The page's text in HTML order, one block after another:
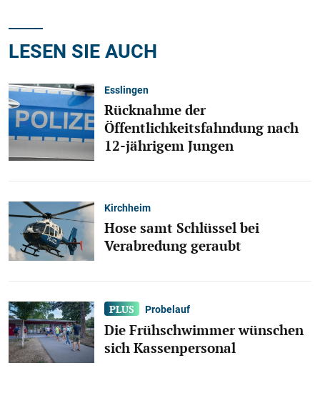
LESEN SIE AUCH
Esslingen
Rücknahme der
Öffentlichkeitsfahndung nach
12-jährigem Jungen
Kirchheim
Hose samt Schlüssel bei
Verabredung geraubt
Probelauf
Die Frühschwimmer wünschen
sich Kassenpersonal